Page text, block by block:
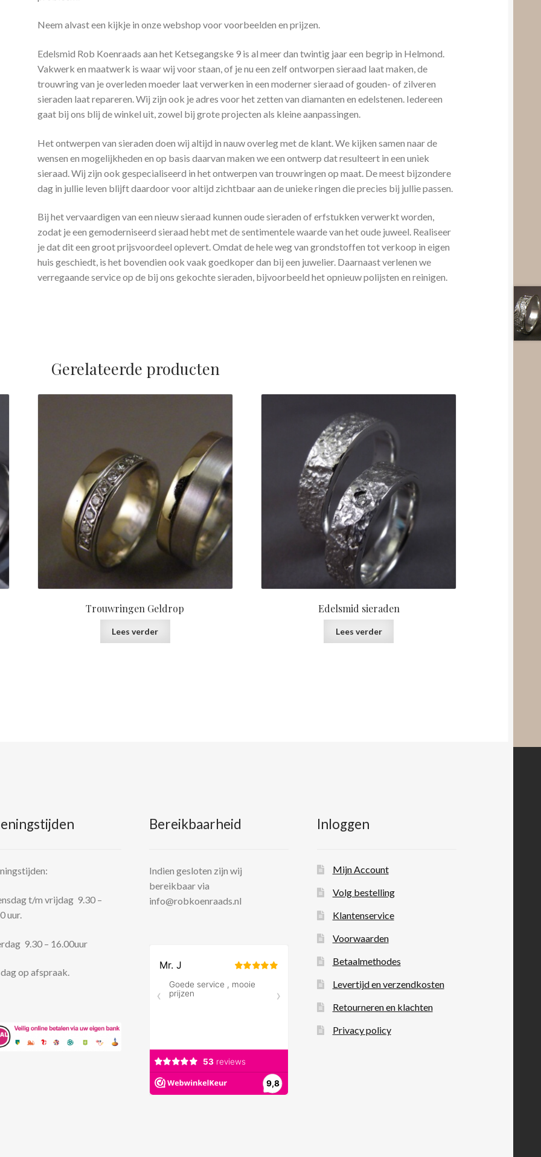
Neem alvast een kijkje in onze webshop voor voorbeelden en prijzen.
Edelsmid Rob Koenraads aan het Ketsegangske 9 is al meer dan twintig jaar een begrip in Helmond.
Vakwerk en maatwerk is waar wij voor staan, of je nu een zelf ontworpen sieraad laat maken, de
trouwring van je overleden moeder laat verwerken in een moderner sieraad of gouden- of zilveren
sieraden laat repareren. Wij zijn ook je adres voor het zetten van diamanten en edelstenen. Iedereen
gaat bij ons blij de winkel uit, zowel bij grote projecten als kleine aanpassingen.
Het ontwerpen van sieraden doen wij altijd in nauw overleg met de klant. We kijken samen naar de
wensen en mogelijkheden en op basis daarvan maken we een ontwerp dat resulteert in een uniek
sieraad. Wij zijn ook gespecialiseerd in het ontwerpen van trouwringen op maat. De meest bijzondere
dag in jullie leven blijft daardoor voor altijd zichtbaar aan de unieke ringen die precies bij jullie passen.
Bij het vervaardigen van een nieuw sieraad kunnen oude sieraden of erfstukken verwerkt worden,
zodat je een gemoderniseerd sieraad hebt met de sentimentele waarde van het oude juweel. Realiseer
je dat dit een groot prijsvoordeel oplevert. Omdat de hele weg van grondstoffen tot verkoop in eigen
huis geschiedt, is het bovendien ook vaak goedkoper dan bij een juwelier. Daarnaast verlenen we
verregaande service op de bij ons gekochte sieraden, bijvoorbeeld het opnieuw polijsten en reinigen.
Gerelateerde producten
Trouwringen Geldrop
Lees verder
Edelsmid sieraden
Lees verder
t/m vrijdag 9.30 –
uur.
9.30 – 16.00uur
op afspraak.
Bereikbaarheid
Indien gesloten zijn wij
bereikbaar via
info@robkoenraads.nl
Inloggen
Mijn Account
Volg bestelling
Klantenservice
Voorwaarden
Betaalmethodes
Levertijd en verzendkosten
Retourneren en klachten
Privacy policy